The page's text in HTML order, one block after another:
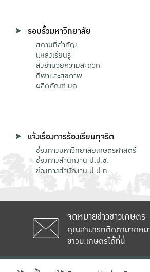
รอบรั้วมหาวิทยาลัย
สถานที่สำคัญ
แหล่งเรียนรู้
สิ่งอำนวยความสะดวก
กีฬาและสุขภาพ
ผลิตภัณฑ์ มก.
แจ้งเรื่องการร้องเรียนทุจริต
ช่องทางมหาวิทยาลัยเกษตรศาสตร์
ช่องทางสำนักงาน ป.ป.ช.
ช่องทางสำนักงาน ป.ป.ท.
จดหมายข่าวชาวเกษตร
คุณสามารถติดตามจดหม
ชาวม.เกษตรได้ที่นี่